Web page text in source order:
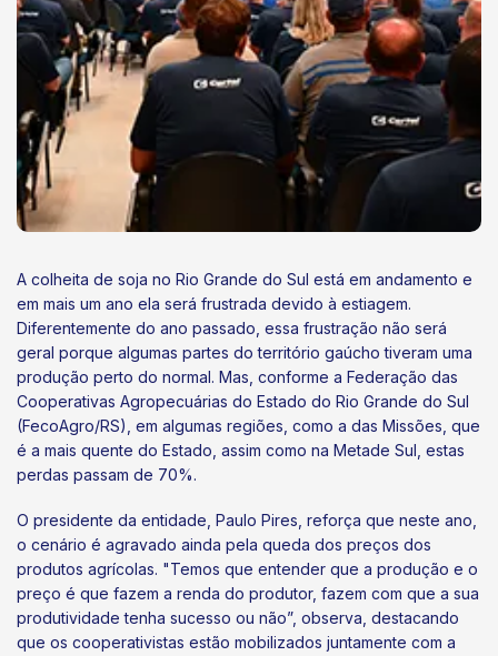
A colheita de soja no Rio Grande do Sul está em andamento e
em mais um ano ela será frustrada devido à estiagem.
Diferentemente do ano passado, essa frustração não será
geral porque algumas partes do território gaúcho tiveram uma
produção perto do normal. Mas, conforme a Federação das
Cooperativas Agropecuárias do Estado do Rio Grande do Sul
(FecoAgro/RS), em algumas regiões, como a das Missões, que
é a mais quente do Estado, assim como na Metade Sul, estas
perdas passam de 70%.
O presidente da entidade, Paulo Pires, reforça que neste ano,
o cenário é agravado ainda pela queda dos preços dos
produtos agrícolas. "Temos que entender que a produção e o
preço é que fazem a renda do produtor, fazem com que a sua
produtividade tenha sucesso ou não”, observa, destacando
que os cooperativistas estão mobilizados juntamente com a